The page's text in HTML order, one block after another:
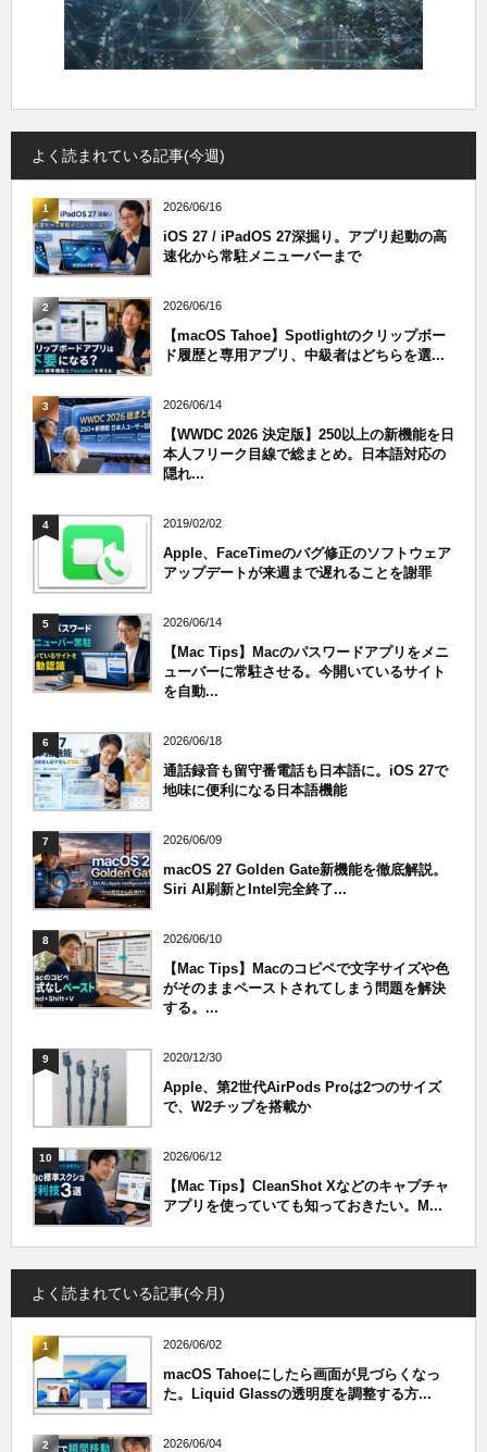
よく読まれている記事(今週)
1 2026/06/16
iOS 27 / iPadOS 27深掘り。アプリ起動の高
速化から常駐メニューバーまで
2 2026/06/16
【macOS Tahoe】Spotlightのクリップボー
ド履歴と専用アプリ、中級者はどちらを選...
3 2026/06/14
【WWDC 2026 決定版】250以上の新機能を日
本人フリーク目線で総まとめ。日本語対応の
隠れ...
4 2019/02/02
Apple、FaceTimeのバグ修正のソフトウェア
アップデートが来週まで遅れることを謝罪
5 2026/06/14
【Mac Tips】Macのパスワードアプリをメニ
ューバーに常駐させる。今開いているサイト
を自動...
6 2026/06/18
通話録音も留守番電話も日本語に。iOS 27で
地味に便利になる日本語機能
7 2026/06/09
macOS 27 Golden Gate新機能を徹底解説。
Siri AI刷新とIntel完全終了...
8 2026/06/10
【Mac Tips】Macのコピペで文字サイズや色
がそのままペーストされてしまう問題を解決
する。...
9 2020/12/30
Apple、第2世代AirPods Proは2つのサイズ
で、W2チップを搭載か
10 2026/06/12
【Mac Tips】CleanShot Xなどのキャプチャ
アプリを使っていても知っておきたい。M...
よく読まれている記事(今月)
1 2026/06/02
macOS Tahoeにしたら画面が見づらくなっ
た。Liquid Glassの透明度を調整する方...
2 2026/06/04